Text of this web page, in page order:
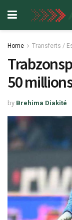
Home Transferts /
50
by Brehima Diakité